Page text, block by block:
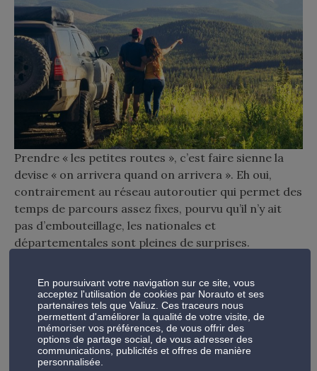
Prendre « les petites routes », c’est faire sienne la
devise « on arrivera quand on arrivera ». Eh oui,
contrairement au réseau autoroutier qui permet des
temps de parcours assez fixes, pourvu qu’il n’y ait
pas d’embouteillage, les nationales et
départementales sont pleines de surprises.
Ici c’est un tracteur qui va vous obliger à prendre
votre mal en patience, là c’est un paysage à couper le
souffle ou un village typique qui vont vous pousser à
vous arrêter quelques instants. Quoiqu’il en soit,
vous roulerez apaisé, en toute quiétude… en mode
vacances quoi !
En poursuivant votre navigation sur ce site, vous
acceptez l'utilisation de cookies par Norauto et ses
partenaires tels que Valiuz. Ces traceurs nous
permettent d'améliorer la qualité de votre visite, de
mémoriser vos préférences, de vous offrir des
options de partage social, de vous adresser des
communications, publicités et offres de manière
personnalisée.